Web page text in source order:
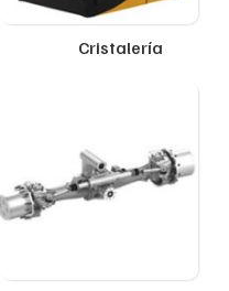
Cristalería